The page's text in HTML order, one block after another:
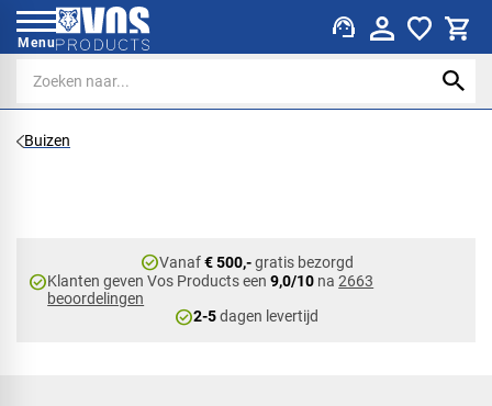
Menu support_agent
Buizen
check_circleVanaf€ 500,-gratis bezorgd
check_circleKlanten geven Vos Products een9,0/10 na2663
beoordelingen
check_circle2-5dagen levertijd